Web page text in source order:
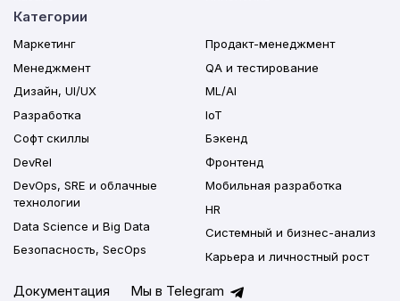
Категории
Маркетинг
Менеджмент
Дизайн, UI/UX
Разработка
Софт скиллы
DevRel
DevOps, SRE и облачные
технологии
Data Science и Big Data
Безопасность, SecOps
Продакт-менеджмент
QA и тестирование
ML/AI
IoT
Бэкенд
Фронтенд
Мобильная разработка
HR
Системный и бизнес-анализ
Карьера и личностный рост
Документация
Мы в Telegram